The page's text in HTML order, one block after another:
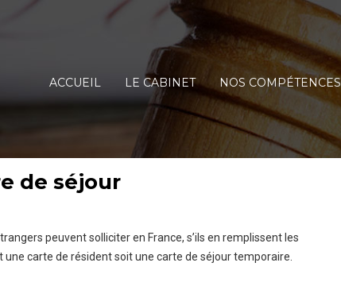
ACCUEIL LE CABINET NOS COMPÉTENCES
de séjour
peuvent solliciter en France, s’ils en remplissent les
carte de résident soit une carte de séjour temporaire.